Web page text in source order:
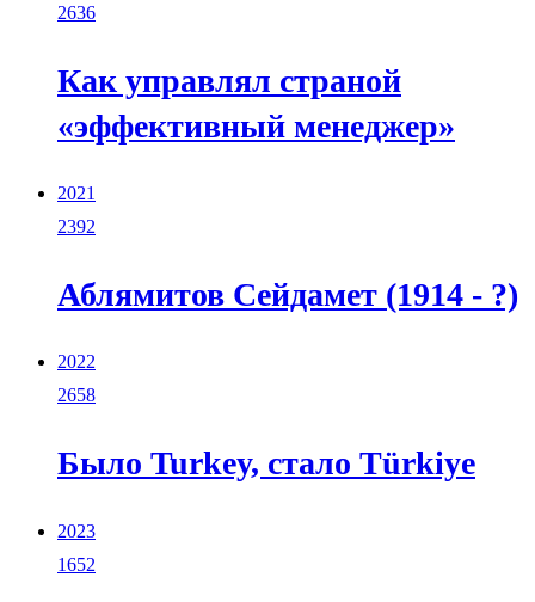
2636
Как управлял страной
«эффективный менеджер»
2021
2392
Аблямитов Сейдамет (1914 - ?)
2022
2658
Было Turkey, стало Türkiye
2023
1652